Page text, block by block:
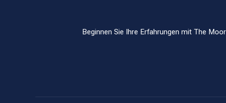
Beginnen Sie Ihre Erfahrungen mit The